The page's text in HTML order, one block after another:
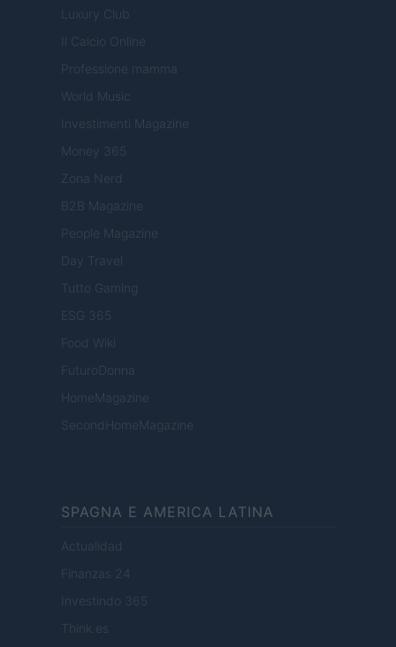
Luxury Club
Il Calcio Online
Professione mamma
World Music
Investimenti Magazine
Money 365
Zona Nerd
B2B Magazine
People Magazine
Day Travel
Tutto Gaming
ESG 365
Food Wiki
FuturoDonna
HomeMagazine
SecondHomeMagazine
SPAGNA E AMERICA LATINA
Actualidad
Finanzas 24
Investindo 365
Think.es